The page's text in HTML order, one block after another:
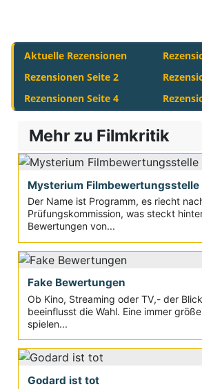
Aktuelle Rezensionen
Rezensionen Seite 2
Rezensionen Seite 4
Mehr zu Filmkritik
Mysterium Filmbewertungsstelle
Der Name ist Programm, es riecht
Prüfungskommission, was steckt
Bewertungen von...
Fake Bewertungen
Ob Kino, Streaming oder TV,- der
beeinflusst die Wahl. Eine immer
spielen...
Godard ist tot